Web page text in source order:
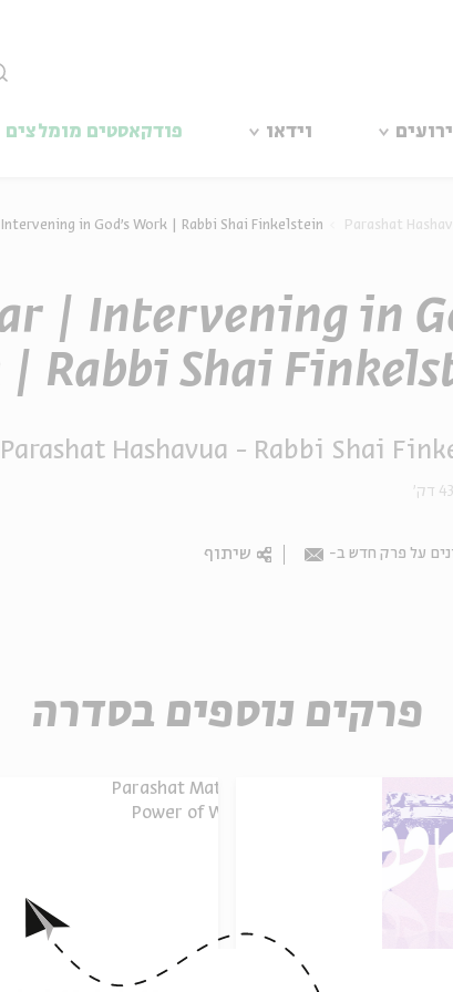
וידאו פודקאסטים מומלצים
Parashat
in God’s Work | Rabbi Shai Finkelstein
| Intervening in
| Rabbi Shai
Parashat Hashavua - Rabbi Shai
43 דק'
על פרק חדש ב- Email שיתוף
פרקים נוספים בסדרה